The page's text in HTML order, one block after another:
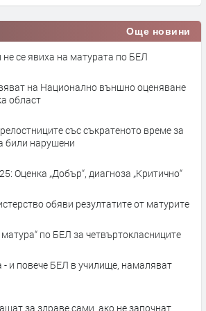
Още новини
се явиха на матурата по БЕЛ
на Национално външно оценяване
област
със съкратеното време за
били нарушени
Оценка „Добър“, диагноза „Критично“
обяви резултатите от матурите
по БЕЛ за четвъртокласниците
и повече БЕЛ в училище, намаляват
за здраве сами, ако не започнат